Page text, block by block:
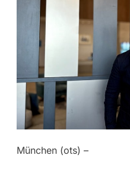
München (ots) –